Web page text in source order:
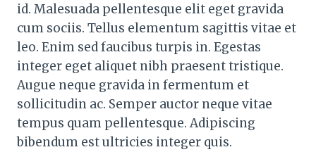
id. Malesuada pellentesque elit eget gravida
cum sociis. Tellus elementum sagittis vitae et
leo. Enim sed faucibus turpis in. Egestas
integer eget aliquet nibh praesent tristique.
Augue neque gravida in fermentum et
sollicitudin ac. Semper auctor neque vitae
tempus quam pellentesque. Adipiscing
bibendum est ultricies integer quis.